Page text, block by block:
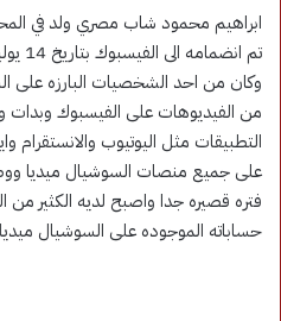
وكان من احد الشخصيات البارزه على
من الفيديوهات على الفيسبوك وبدات
التطبيقات مثل اليوتيوب والانستقرام
على جميع منصات السوشيال ميديا
فتره قصيره جدا واصبح لديه الكثير من
حساباته الموجوده على السوشيال ميديا.. يوجد